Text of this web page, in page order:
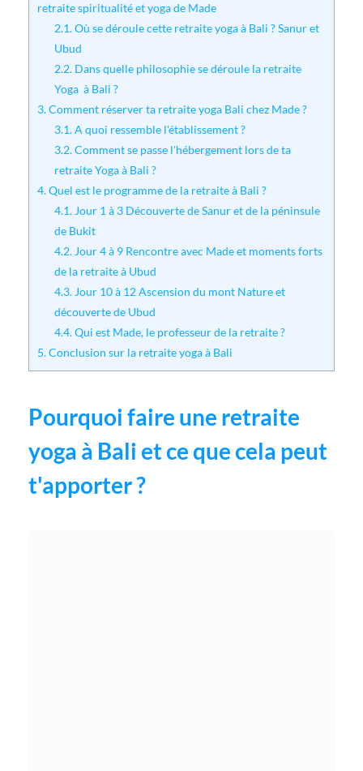
retraite spiritualité et yoga de Made
2.1.Où se déroule cette retraite yoga à Bali ? Sanur et
Ubud
2.2. Dans quelle philosophie se déroule la retraite
Yoga à Bali ?
3.Comment réserver ta retraite yoga Bali chez Made ?
3.1.A quoi ressemble l'établissement ?
3.2.Comment se passe l'hébergement lors de ta
retraite Yoga à Bali ?
4.Quel est le programme de la retraite à Bali ?
4.1. Jour 1 à 3 Découverte de Sanur et de la péninsule
de Bukit
4.2. Jour 4 à 9 Rencontre avec Made et moments forts
de la retraite à Ubud
4.3. Jour 10 à 12 Ascension du mont Nature et
découverte de Ubud
4.4.Qui est Made, le professeur de la retraite ?
5.Conclusion sur la retraite yoga à Bali
Pourquoi faire une retraite
yoga à Bali et ce que cela peut
t'apporter ?